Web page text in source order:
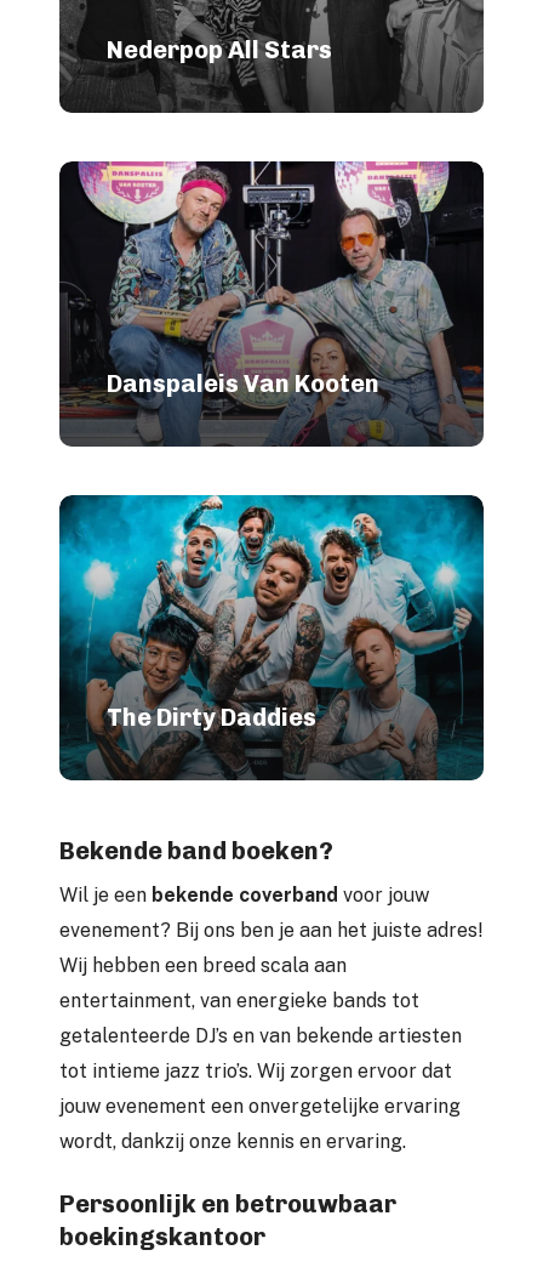
Nederpop All Stars
Danspaleis Van Kooten
The Dirty Daddies
Bekende band boeken?
Wil je een bekende coverband voor jouw
evenement? Bij ons ben je aan het juiste adres!
Wij hebben een breed scala aan
entertainment, van energieke bands tot
getalenteerde DJ’s en van bekende artiesten
tot intieme jazz trio’s. Wij zorgen ervoor dat
jouw evenement een onvergetelijke ervaring
wordt, dankzij onze kennis en ervaring.
Persoonlijk en betrouwbaar
boekingskantoor